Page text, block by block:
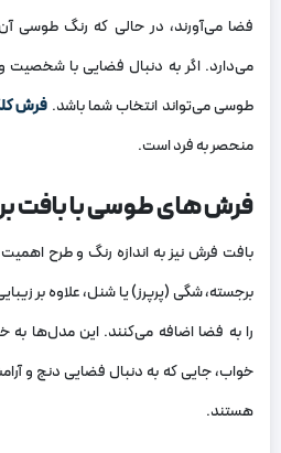
فضا می‌آورند، در حالی که رنگ طوسی
می‌دارد. اگر به دنبال فضایی با
طوسی می‌تواند انتخاب شما باشد. فرش
منحصر به فرد است.
فرش های طوسی با بافت
بافت فرش نیز به اندازه رنگ و طرح
برجسته، شگی (پرپرز) یا شنل، علاوه بر
را به فضا اضافه می‌کنند. این مدل‌ها
خواب، جایی که به دنبال فضایی دنج و
هستند.